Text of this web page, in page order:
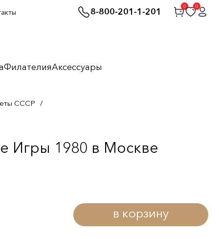
8-800-201-1-201
0 0
ФилателияАксессуары
СССР /
Игры 1980 в Москве
в корзину